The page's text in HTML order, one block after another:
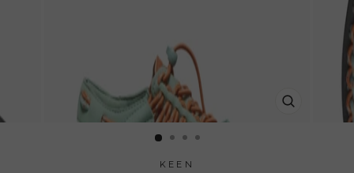
KEEN